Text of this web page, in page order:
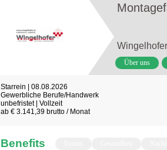
Über uns
Starrein | 08.08.2026
Gewerbliche Berufe/Handwerk
unbefristet | Vollzeit
ab € 3.141,39 brutto / Monat
Benefits